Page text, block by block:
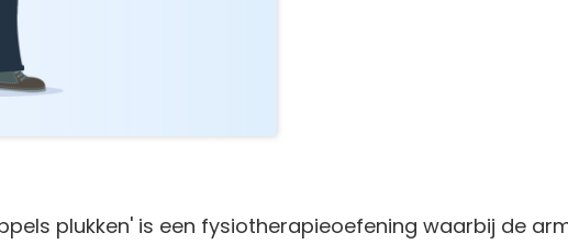
plukken' is een fysiotherapieoefening waarbij de